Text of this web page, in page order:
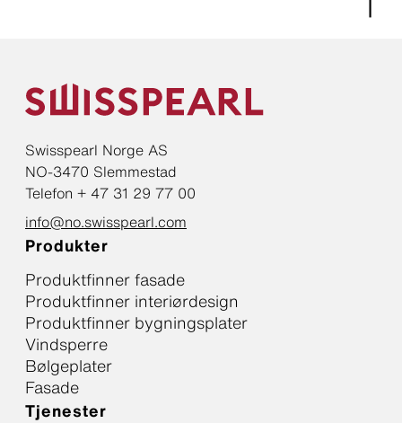
Swisspearl Norge AS
NO-3470 Slemmestad
Telefon + 47 31 29 77 00
info@no.swisspearl.com
Produkter
Produktfinner fasade
Produktfinner interiørdesign
Produktfinner bygningsplater
Vindsperre
Bølgeplater
Fasade
Tjenester